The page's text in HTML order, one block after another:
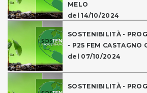
MELO
del 14/10/2024
SOSTENIBILITÀ -
- P25 FEM CASTAGNO
del 07/10/2024
SOSTENIBILITÀ -